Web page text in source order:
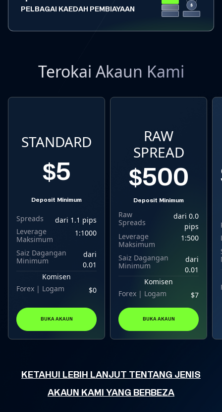
PELBAGAI KAEDAH PEMBIAYAAN
Terokai Akaun Kami
STANDARD
$5
Deposit Minimum
Spreads
dari 1.1 pips
Leverage
Maksimum
1:1000
Saiz Dagangan
Minimum
dari
0.01
Komisen
Forex | Logam
$0
BUKA AKAUN
RAW
SPREAD
$500
Deposit Minimum
Raw
Spreads
dari 0.0
pips
Leverage
Maksimum
1:500
Saiz Dagangan
Minimum
dari
0.01
Komisen
Forex | Logam
$7
BUKA AKAUN
KETAHUI LEBIH LANJUT TENTANG JENIS
AKAUN KAMI YANG BERBEZA